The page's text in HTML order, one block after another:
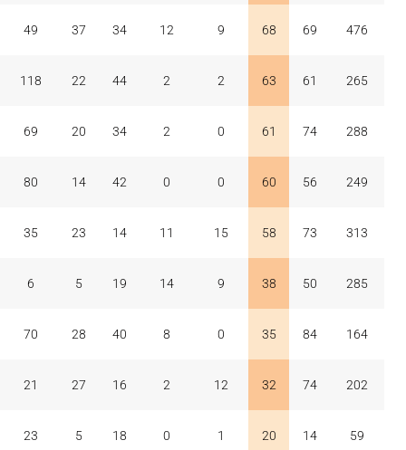
49 37 34 12 9 68 69 476
118 22 44 2 2 63 61 265
69 20 34 2 0 61 74 288
80 14 42 0 0 60 56 249
35 23 14 11 15 58 73 313
6 5 19 14 9 38 50 285
70 28 40 8 0 35 84 164
21 27 16 2 12 32 74 202
23 5 18 0 1 20 14 59